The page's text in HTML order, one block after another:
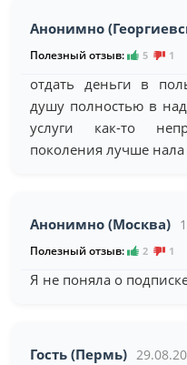
Анонимно
Полезный отзыв: 5 1
отдать деньги в
душу полностью в
услуги как-то
поколения лучше
Анонимно (Москва)
Полезный отзыв: 2 1
Я не поняла о
Гость (Пермь)